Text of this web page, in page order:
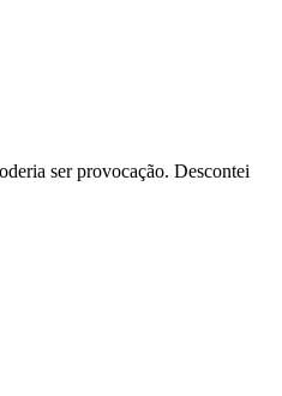
ser provocação. Descontei